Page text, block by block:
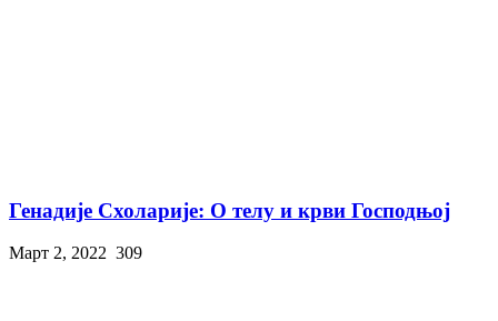
Генадије Схоларије: О телу и крви Господњој
Март 2, 2022 309